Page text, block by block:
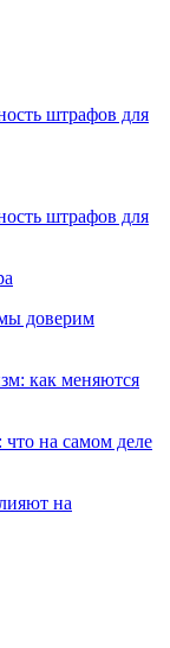
штрафов для
штрафов для
доверим
как меняются
на самом деле
на